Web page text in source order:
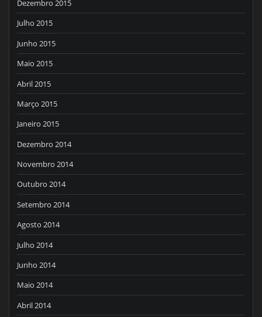
Dezembro 2015
Julho 2015
Junho 2015
Maio 2015
Abril 2015
Março 2015
Janeiro 2015
Dezembro 2014
Novembro 2014
Outubro 2014
Setembro 2014
Agosto 2014
Julho 2014
Junho 2014
Maio 2014
Abril 2014